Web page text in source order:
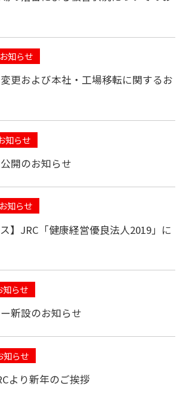
お知らせ
更および本社・工場移転に関するお
知らせ
開のお知らせ
お知らせ
ス】JRC「健康経営優良法人2019」に
知らせ
新設のお知らせ
知らせ
より新年のご挨拶